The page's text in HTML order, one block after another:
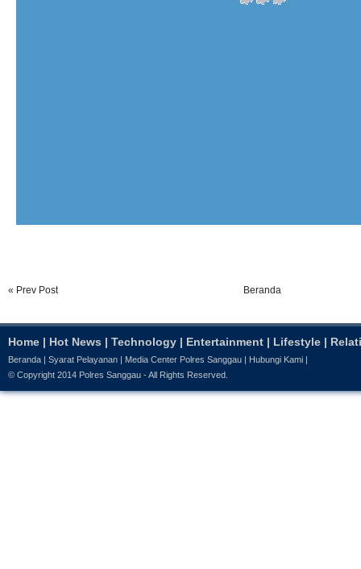
« Prev Post Beranda
Home | Hot News | Technology | Entertainment | Lifestyle |
Beranda Syarat Pelayanan Media Center Polres Sanggau Hubungi Kami
© Copyright 2014 Polres Sanggau - All Rights Reserved.